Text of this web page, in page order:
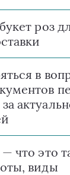
роз
в
что это
виды